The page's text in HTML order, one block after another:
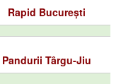
Rapid București
Pandurii Târgu-Jiu